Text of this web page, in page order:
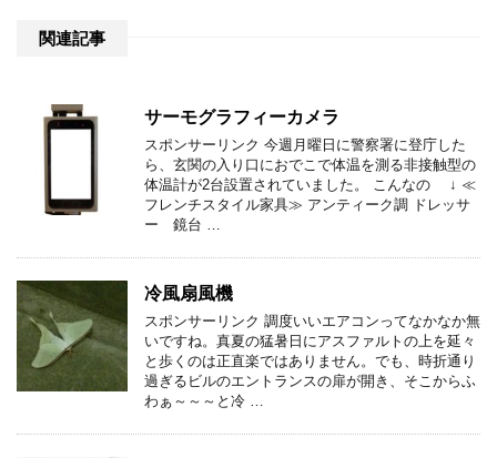
関連記事
サーモグラフィーカメラ
スポンサーリンク 今週月曜日に警察署に登庁した
ら、玄関の入り口におでこで体温を測る非接触型の
体温計が2台設置されていました。 こんなの ↓ ≪
フレンチスタイル家具≫ アンティーク調 ドレッサ
ー 鏡台 …
冷風扇風機
スポンサーリンク 調度いいエアコンってなかなか無
いですね。真夏の猛暑日にアスファルトの上を延々
と歩くのは正直楽ではありません。でも、時折通り
過ぎるビルのエントランスの扉が開き、そこからふ
わぁ～～～と冷 …